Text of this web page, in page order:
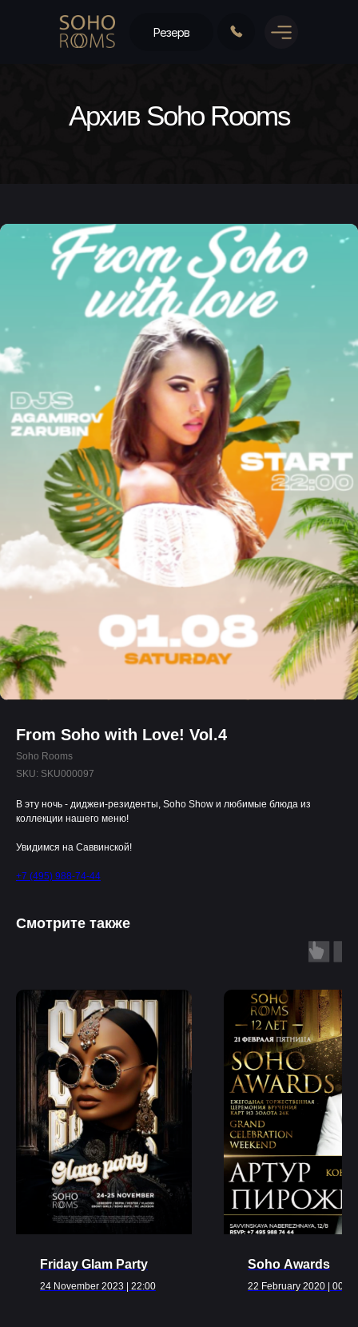
Резерв
Архив Soho Rooms
From Soho with Love! Vol.4
Soho Rooms
SKU: SKU000097
В эту ночь - диджеи-резиденты, Soho Show и любимые блюда из
коллекции нашего меню!
Увидимся на Саввинской!
+7 (495) 988-74-44
Смотрите также
Friday Glam Party
24 November 2023 | 22:00
Soho Awards
22 February 2020 | 00:00
Ближайшие
события
ВСЕ МЕРОПРИЯТИЯ